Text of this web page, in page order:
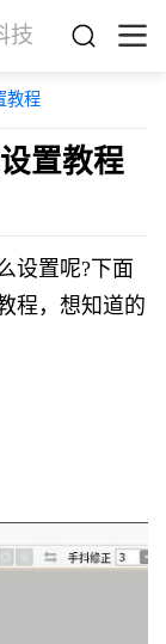
技
教程
置教程
设置呢?下面
程，想知道的